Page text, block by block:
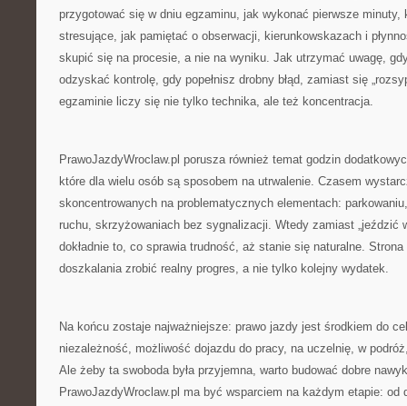
przygotować się w dniu egzaminu, jak wykonać pierwsze minuty,
stresujące, jak pamiętać o obserwacji, kierunkowskazach i
skupić się na procesie, a nie na wyniku. Jak utrzymać uwagę,
odzyskać kontrolę, gdy popełnisz drobny błąd, zamiast się
egzaminie liczy się nie tylko technika, ale też koncentracja.
PrawoJazdyWroclaw.pl porusza również temat godzin
które dla wielu osób są sposobem na utrwalenie. Czasem
skoncentrowanych na problematycznych elementach:
ruchu, skrzyżowaniach bez sygnalizacji. Wtedy zamiast „jeździć
dokładnie to, co sprawia trudność, aż stanie się naturalne.
doszkalania zrobić realny progres, a nie tylko kolejny wydatek.
Na końcu zostaje najważniejsze: prawo jazdy jest środkiem do
niezależność, możliwość dojazdu do pracy, na uczelnię, w
Ale żeby ta swoboda była przyjemna, warto budować dobre
PrawoJazdyWroclaw.pl ma być wsparciem na każdym etapie: